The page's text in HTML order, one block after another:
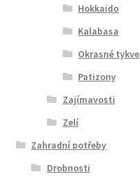
Hokkaido
Kalabasa
Okrasné tykve
Patizony
Zajímavosti
Zelí
Zahradní potřeby
Drobnosti